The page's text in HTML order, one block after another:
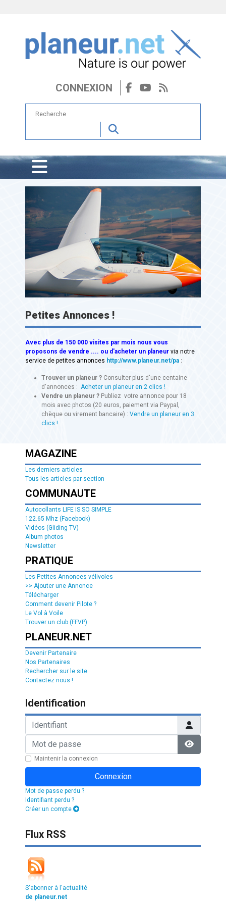
CONNEXION
Petites Annonces !
Avec plus de 150 000 visites par mois nous vous
proposons de vendre .... ou d'acheter un planeur via notre
service de petites annonces http://www.planeur.net/pa :
Trouver un planeur ? Consulter plus d'une centaine
d'annonces : Acheter un planeur en 2 clics !
Vendre un planeur ? Publiez votre annonce pour 18
mois avec photos (20 euros, paiement via Paypal,
chèque ou virement bancaire) : Vendre un planeur en 3
clics !
MAGAZINE
Les derniers articles
Tous les articles par section
COMMUNAUTE
Autocollants LIFE IS SO SIMPLE
122.65 Mhz (Facebook)
Vidéos (Gliding TV)
Album photos
Newsletter
PRATIQUE
Les Petites Annonces vélivoles
>> Ajouter une Annonce
Télécharger
Comment devenir Pilote ?
Le Vol à Voile
Trouver un club (FFVP)
PLANEUR.NET
Devenir Partenaire
Nos Partenaires
Rechercher sur le site
Contactez nous !
Identification
Identifiant
Mot de passe
Afficher
Maintenir la connexion
Connexion
Mot de passe perdu ?
Identifiant perdu ?
Créer un compte
Flux RSS
S'abonner à l'actualité
de planeur.net